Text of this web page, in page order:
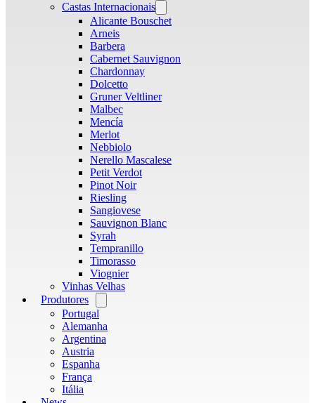
Castas Internacionais
menu
Alicante Bouschet
Arneis
Barbera
Cabernet Sauvignon
Chardonnay
Dolcetto
Gruner Veltliner
Malbec
Mencía
Merlot
Nebbiolo
Nerello Mascalese
Petit Verdot
Pinot Noir
Riesling
Sangiovese
Sauvignon Blanc
Syrah
Tempranillo
Timorasso
Viognier
Vinhas Velhas
Produtores
menu
Portugal
Alemanha
Argentina
Austria
Espanha
França
Itália